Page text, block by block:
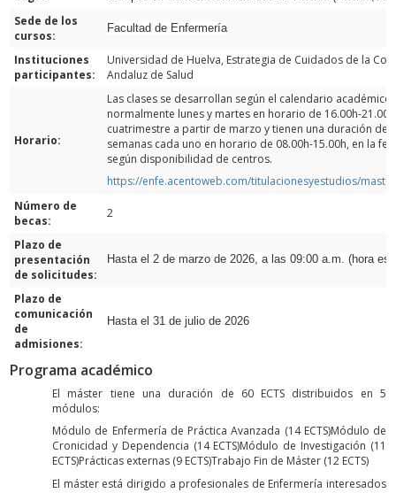
Sede de los
cursos:
Facultad de Enfermería
Instituciones
participantes:
Universidad de Huelva, Estrategia de Cuidados de la
Andaluz de Salud
Horario:
Las clases se desarrollan según el calendario
normalmente lunes y martes en horario de 16.00h-
cuatrimestre a partir de marzo y tienen una duración de
semanas cada uno en horario de 08.00h-15.00h, en la
según disponibilidad de centros.
https://enfe.acentoweb.com/titulacionesyestudios/
Número de
becas:
2
Plazo de
presentación
de solicitudes:
Hasta el 2 de marzo de 2026, a las 09:00 a.m. (hora
Plazo de
comunicación
de
admisiones:
Hasta el 31 de julio de 2026
Programa académico
El máster tiene una duración de 60 ECTS distribuidos en 5
módulos:
Módulo de Enfermería de Práctica Avanzada (14 ECTS)Módulo de
Cronicidad y Dependencia (14 ECTS)Módulo de Investigación (11
ECTS)Prácticas externas (9 ECTS)Trabajo Fin de Máster (12 ECTS)
El máster está dirigido a profesionales de Enfermería interesados